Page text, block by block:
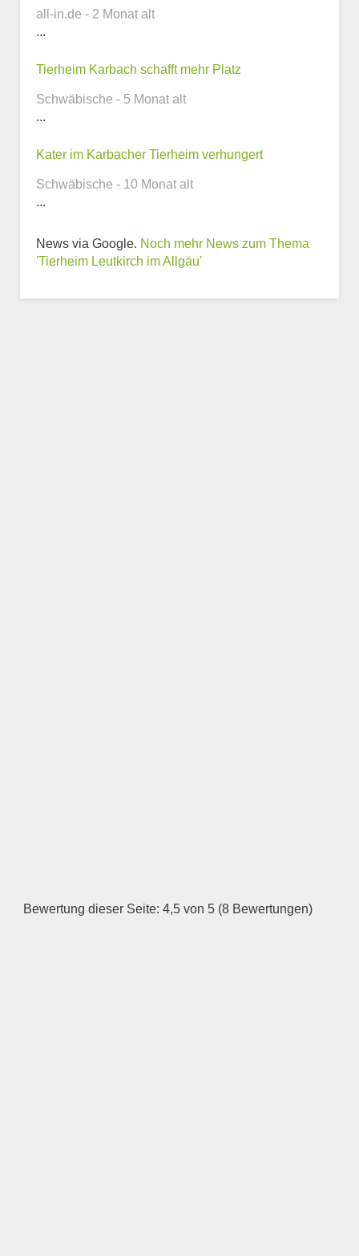
E-Mail-Adresse
Webseite
Weitere Informationen
all-in.de - 2 Monat alt
...
Tierheim Karbach schafft mehr Platz
Schwäbische - 5 Monat alt
...
Kater im Karbacher Tierheim verhungert
Schwäbische - 10 Monat alt
...
News via Google. Noch mehr News zum Thema
'Tierheim Leutkirch im Allgäu'
Bewertung dieser Seite: 4,5 von 5 (8 Bewertungen)